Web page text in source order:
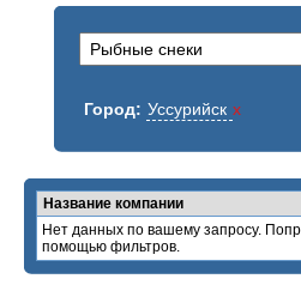
Город: Уссурийск x
Название компании
Нет данных по вашему запросу.
помощью фильтров.